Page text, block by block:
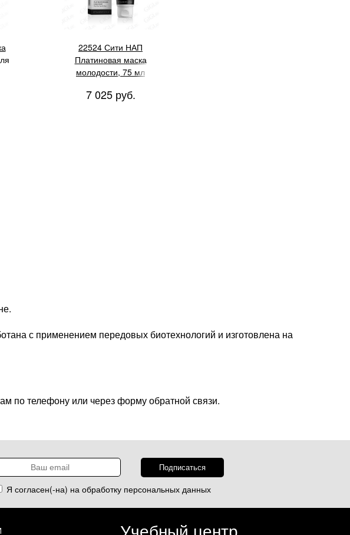
22524 Сити НАП
Платиновая маска
молодости, 75 мл
7 025 руб.
с применением передовых биотехнологий и изготовлена на
по телефону или через форму обратной связи.
Я согласен(-на) на обработку персональных данных
Учебный центр